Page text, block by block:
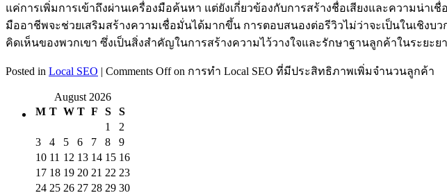
แค่การเพิ่มการเข้าถึงผ่านเครื่องมือค้นหา แต่ยังเกี่ยวข้องกับการสร้างชื่อเสียงและความน่
มืออาชีพจะช่วยเสริมสร้างความเชื่อมั่นได้มากขึ้น การตอบสนองต่อรีวิวไม่ว่าจะเป็นในเชิ
คิดเห็นของพวกเขา ซึ่งเป็นสิ่งสำคัญในการสร้างความไว้วางใจและรักษาฐานลูกค้าในระยะ
Posted in Local SEO | Comments Offon การทำ Local SEO ที่มีประสิทธิภาพเพิ่มจำนวนลูกค้า
August 2026
M T W T F S
S
1
2
3
4 5 6 7 8
9
10 11 12 13 14 15 16
17 18 19 20 21 22 23
24 25 26 27 28 29 30